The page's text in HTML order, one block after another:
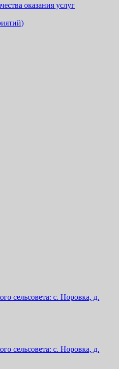
оказания услуг
сельсовета: с. Норовка, д.
сельсовета: с. Норовка, д.